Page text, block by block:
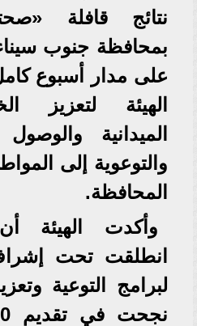
نتائج قافلة
بمحافظة جنوب
على مدار أسبوع
الهيئة لتعزيز
الميدانية
والتوعوية إلى
المحافظة.
وأكدت الهيئة
انطلقت تحت إشراف
لبرامج التوعية